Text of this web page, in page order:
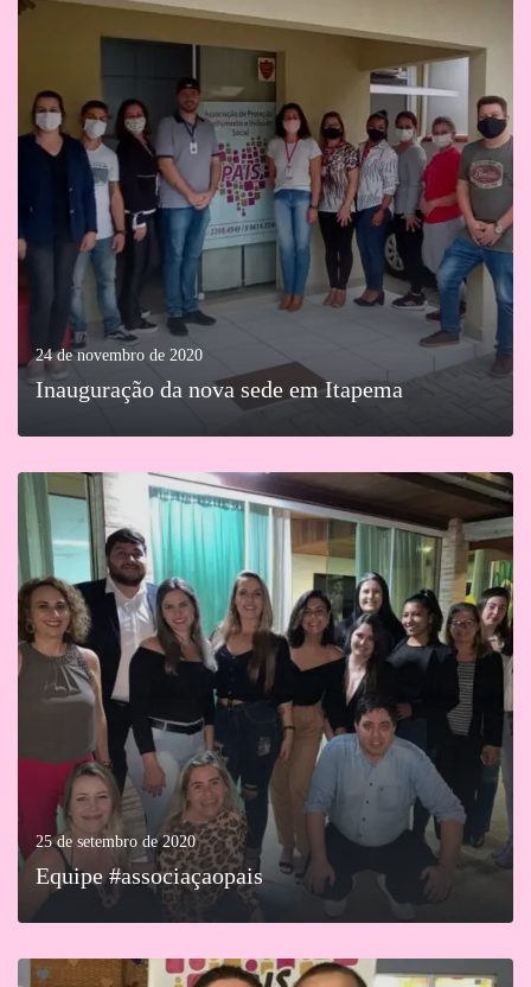
24 de novembro de 2020
Inauguração da nova sede em Itapema
MAIS
25 de setembro de 2020
Equipe #associaçaopais